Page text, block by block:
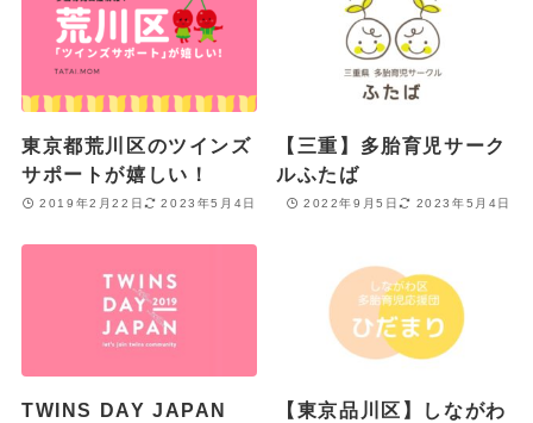
東京都荒川区のツインズ
サポートが嬉しい！
2019年2月22日 2023年5月4日
【三重】多胎育児サーク
ルふたば
2022年9月5日 2023年5月4日
TWINS DAY JAPAN
【東京品川区】しながわ